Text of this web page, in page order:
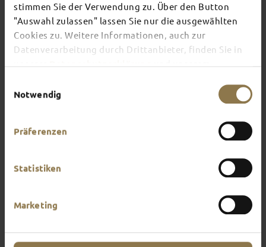
stimmen Sie der Verwendung zu. Über den Button
"Auswahl zulassen" lassen Sie nur die ausgewählten
Cookies zu. Weitere Informationen, auch zur
Datenverarbeitung durch Drittanbieter, finden Sie in
Notwendig
Präferenzen
Statistiken
Marketing
There's always something going on in Fulda:
whether it's a concert, a musical, a fun-filled
guided tour or a theatre performance – this is the